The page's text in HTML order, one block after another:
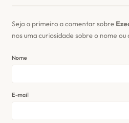
Seja o primeiro a comentar sobre
nos uma curiosidade sobre o nome
Nome
E-mail